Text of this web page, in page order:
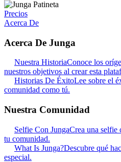
Precios
Acerca De
Acerca De Junga
Nuestra HistoriaConoce los
nuestros objetivos al crear esta
Historias De ÉxitoLee sobre el
comunidad como tú.
Nuestra Comunidad
Selfie Con JungaCrea una selfie
tu comunidad.
What Is Junga?Descubre qué
especial.